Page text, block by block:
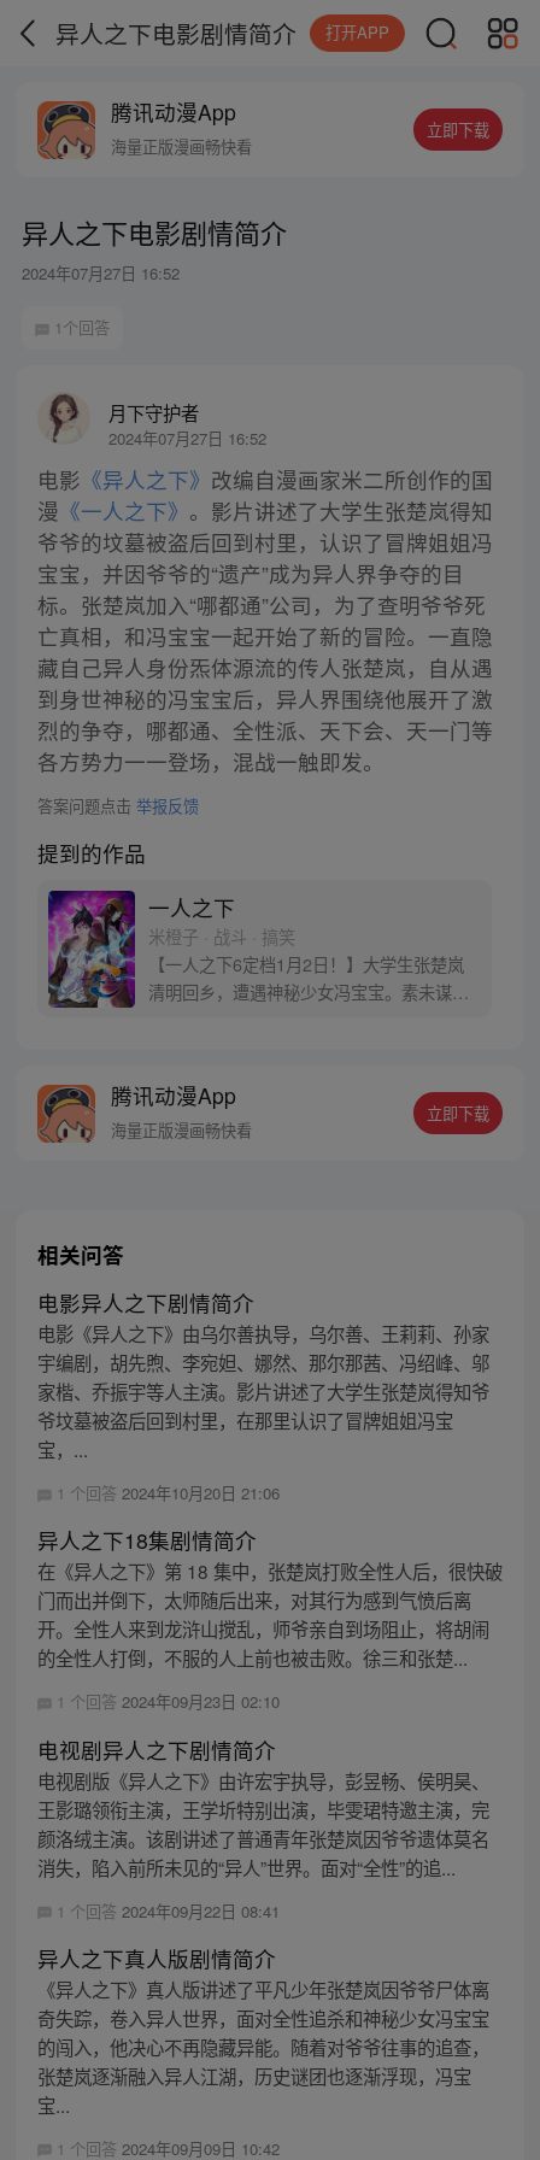
异人之下电影剧情简介 打开APP
腾讯动漫App
海量正版漫画畅快看
立即下载
异人之下电影剧情简介
2024年07月27日 16:52
1个回答
月下守护者
2024年07月27日 16:52
电影 《异人之下》 改编自漫画家米二所创作的国
漫 《一人之下》 。影片讲述了大学生张楚岚得知
爷爷的坟墓被盗后回到村里，认识了冒牌姐姐冯
宝宝，并因爷爷的“遗产”成为异人界争夺的目
标。张楚岚加入“哪都通”公司，为了查明爷爷死
亡真相，和冯宝宝一起开始了新的冒险。一直隐
藏自己异人身份炁体源流的传人张楚岚，自从遇
到身世神秘的冯宝宝后，异人界围绕他展开了激
烈的争夺，哪都通、全性派、天下会、天一门等
各方势力一一登场，混战一触即发。
答案问题点击 举报反馈
提到的作品
一人之下
米橙子 · 战斗 · 搞笑
【一人之下6定档1月2日！】大学生张楚岚
清明回乡，遭遇神秘少女冯宝宝。素未谋面
密，张楚岚的生活被彻底颠覆，与冯宝宝一
同踏上“异人”之旅。
腾讯动漫App
海量正版漫画畅快看
立即下载
相关问答
电影异人之下剧情简介
电影《异人之下》由乌尔善执导，乌尔善、王莉莉、孙家
宇编剧，胡先煦、李宛妲、娜然、那尔那茜、冯绍峰、邬
家楷、乔振宇等人主演。影片讲述了大学生张楚岚得知爷
爷坟墓被盗后回到村里，在那里认识了冒牌姐姐冯宝
宝，...
1 个回答 2024年10月20日 21:06
异人之下18集剧情简介
在《异人之下》第 18 集中，张楚岚打败全性人后，很快破
门而出并倒下，太师随后出来，对其行为感到气愤后离
开。全性人来到龙浒山搅乱，师爷亲自到场阻止，将胡闹
的全性人打倒，不服的人上前也被击败。徐三和张楚...
1 个回答 2024年09月23日 02:10
电视剧异人之下剧情简介
电视剧版《异人之下》由许宏宇执导，彭昱畅、侯明昊、
王影璐领衔主演，王学圻特别出演，毕雯珺特邀主演，完
颜洛绒主演。该剧讲述了普通青年张楚岚因爷爷遗体莫名
消失，陷入前所未见的“异人”世界。面对“全性”的追...
1 个回答 2024年09月22日 08:41
异人之下真人版剧情简介
《异人之下》真人版讲述了平凡少年张楚岚因爷爷尸体离
奇失踪，卷入异人世界，面对全性追杀和神秘少女冯宝宝
的闯入，他决心不再隐藏异能。随着对爷爷往事的追查，
张楚岚逐渐融入异人江湖，历史谜团也逐渐浮现，冯宝
宝...
1 个回答 2024年09月09日 10:42